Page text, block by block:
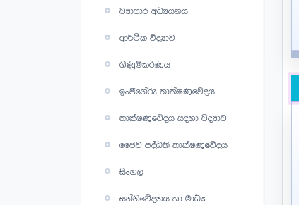
ව්‍යාපාර අධ්‍යයනය
ආර්ථික විද්‍යාව
ගිණුම්කරණය
ඉංජිනේරු තාක්ෂණවේදය
තාක්ෂණවේදය සදහා විද්‍යාව
ජෛව පද්ධති තාක්ෂණවේදය
සිංහල
සන්නිවේදනය හා මාධ්‍ය